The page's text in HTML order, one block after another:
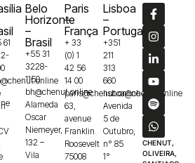
Belo
Horizonte
–
Brasil
+55 31
3228-
1150
bh@chenut.online
Alameda
Oscar
Niemeyer,
132 –
Vila
Paris
–
França
+ 33
(0) 1
42 56
14 00
paris@chenut.online
63,
avenue
Franklin
Roosevelt
75008
Lisboa
–
Portugal
+351
211
313
660
lisboa@chenut.online
Avenida
5 de
Outubro,
n° 85
1°
CHENUT,
OLIVEIRA,